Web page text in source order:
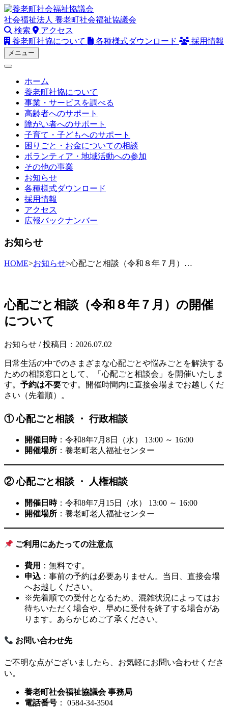
Skip
to
content
社会福祉法人 養老町社会福祉協議会
検索
アクセス
養老町社協について
各種様式ダウンロード 採用情報
メニュー
ホーム
養老町社協について
事業・サービスを調べる
高齢者へのサポート
障がい者へのサポート
子育て・子どもへのサポート
困りごと・お金についての相談
ボランティア・地域活動への参加
その他の事業
お知らせ
各種様式ダウンロード
採用情報
アクセス
広報バックナンバー
お知らせ
HOME>お知らせ>心配ごと相談（令和８年７月）…
心配ごと相談（令和８年７月）の開催
について
お知らせ / 投稿日：2026.07.02
日常生活の中でのさまざまな心配ごとや悩みごとを解決する
ための相談窓口として、「心配ごと相談会」を開催いたしま
す。 予約は不要です。開催時間内に直接会場までお越しくだ
さい（先着順）。
① 心配ごと相談 ・ 行政相談
開催日時：令和8年7月8日（水） 13:00 ～ 16:00
開催場所 ：養老町老人福祉センター
② 心配ごと相談 ・ 人権相談
開催日時：令和8年7月15日（水） 13:00 ～ 16:00
開催場所 ：養老町老人福祉センター
ご利用にあたっての注意点
費用 ：無料です。
申込 ：事前の予約は必要ありません。当日、直接会場
へお越しください。
※先着順での受付となるため、混雑状況によってはお
待ちいただく場合や、早めに受付を終了する場合があ
ります。あらかじめご了承ください。
お問い合わせ先
ご不明な点がございましたら、お気軽にお問い合わせくださ
い。
養老町社会福祉協議会 事務局
電話番号 ： 0584-34-3504